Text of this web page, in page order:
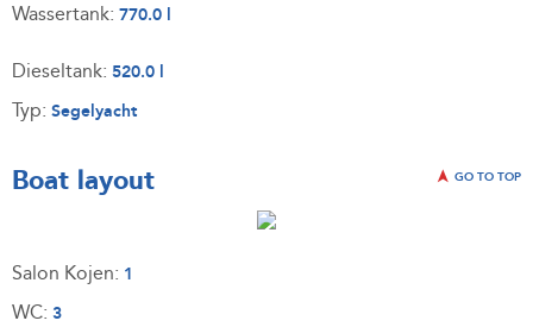
Wassertank: 770.0 l
Dieseltank: 520.0 l
Typ: Segelyacht
Boat layout GO TO TOP
Salon Kojen: 1
WC: 3